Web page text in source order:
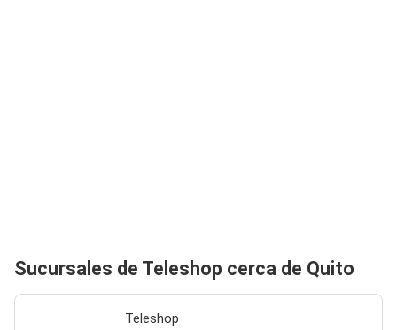
Sucursales de Teleshop cerca de Quito
Teleshop